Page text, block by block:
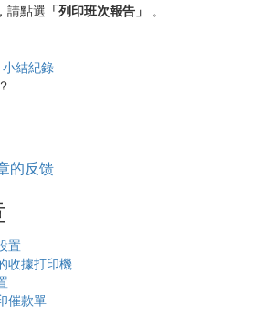
，請點選 「列印班次報告」 。
小結紀錄
的反馈
置
收據打印機
催款單